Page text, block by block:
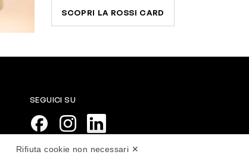
SCOPRI LA ROSSI CARD
SEGUICI SU
Rifiuta cookie non necessari ✕